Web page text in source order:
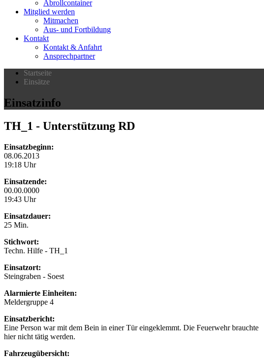
Abrollcontainer
Mitglied werden
Mitmachen
Aus- und Fortbildung
Kontakt
Kontakt & Anfahrt
Ansprechpartner
Startseite
Einsätze
Einsatzinfo
TH_1 - Unterstützung RD
Einsatzbeginn:
08.06.2013
19:18 Uhr
Einsatzende:
00.00.0000
19:43 Uhr
Einsatzdauer:
25 Min.
Stichwort:
Techn. Hilfe - TH_1
Einsatzort:
Steingraben - Soest
Alarmierte Einheiten:
Meldergruppe 4
Einsatzbericht:
Eine Person war mit dem Bein in einer Tür eingeklemmt. Die Feuerwehr brauchte
hier nicht tätig werden.
Fahrzeugübersicht: